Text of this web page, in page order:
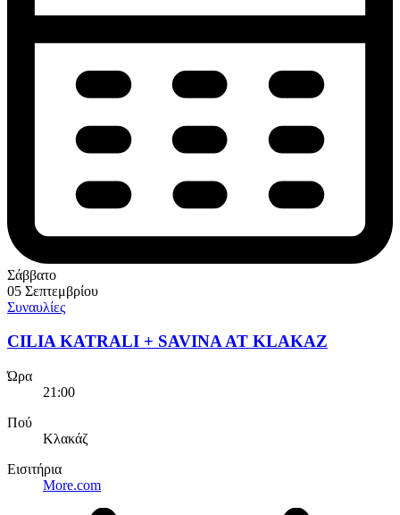
Σάββατο
05 Σεπτεμβρίου
Συναυλίες
CILIA KATRALI + SAVINA AT KLAKAZ
Ώρα
21:00
Πού
Κλακάζ
Εισιτήρια
More.com